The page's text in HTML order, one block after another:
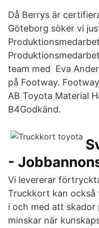
Då Berrys är
Göteborg söker vi
team med Eva
på Footway.
AB Toyota Material
B4Godkänd.
-
Vi levererar
Truckkort kan också
i och med att skador
minskar när